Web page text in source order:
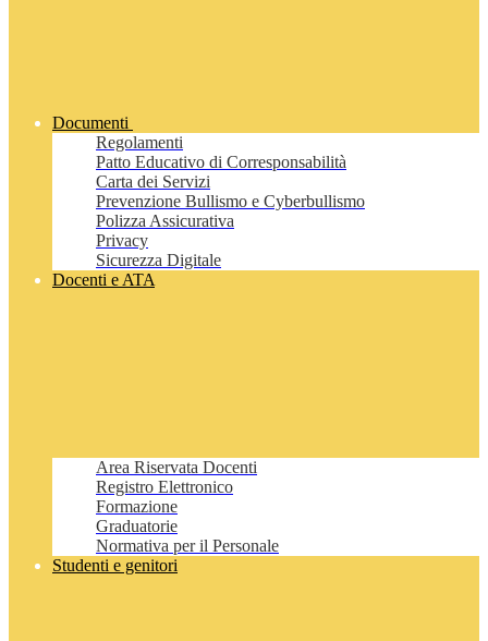
Documenti
Regolamenti
Patto Educativo di Corresponsabilità
Carta dei Servizi
Prevenzione Bullismo e Cyberbullismo
Polizza Assicurativa
Privacy
Sicurezza Digitale
Docenti e ATA
Area Riservata Docenti
Registro Elettronico
Formazione
Graduatorie
Normativa per il Personale
Studenti e genitori